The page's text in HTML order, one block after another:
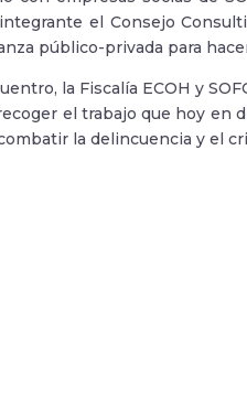
el Consejo
público-privada para
la Fiscalía ECOH y
el trabajo que hoy en
la delincuencia y el